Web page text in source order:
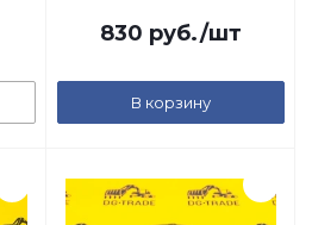
830 руб./шт
В корзину